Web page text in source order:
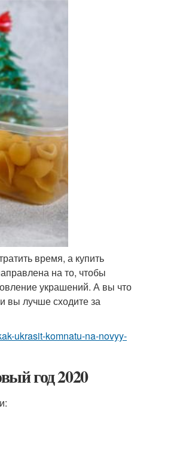
время, а купить
на то, чтобы
украшений. А вы что
вы лучше сходите за
ukrasit-komnatu-na-novyy-
год 2020